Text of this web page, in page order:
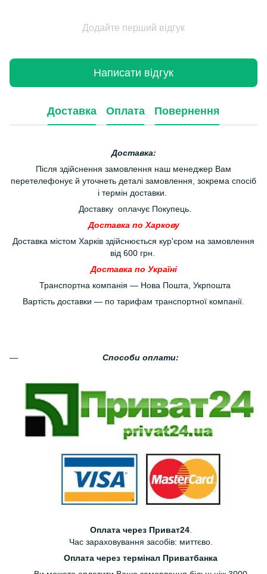
Додайте перший відгук
Написати відгук
Доставка Оплата Повернення
Доставка:
Після здійснення замовлення наш менеджер Вам
перетелефонує й уточнеть деталі замовлення, зокрема спосіб
і термін доставки.
Доставку оплачує Покупець.
Доставка по Харкову
Доставка містом Харків здійснюється кур'єром на замовлення
від 600 грн.
Доставка по Україні
Транспортна компанія — Нова Пошта, Укрпошта
Вартість доставки — по тарифам транспортної компанії.
Способи оплати:
Оплата через Приват24.
Час зараховування засобів: миттєво.
Оплата через термінал Приватбанка